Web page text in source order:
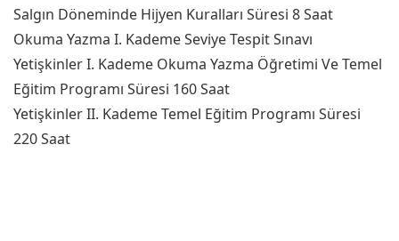
Salgın Döneminde Hijyen Kuralları Süresi 8 Saat
Okuma Yazma I. Kademe Seviye Tespit Sınavı
Yetişkinler I. Kademe Okuma Yazma Öğretimi Ve Temel
Eğitim Programı Süresi 160 Saat
Yetişkinler II. Kademe Temel Eğitim Programı Süresi
220 Saat